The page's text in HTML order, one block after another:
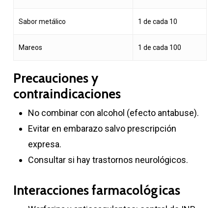
Sabor metálico 1 de cada 10
Mareos 1 de cada 100
Precauciones y
contraindicaciones
No combinar con alcohol (efecto antabuse).
Evitar en embarazo salvo prescripción
expresa.
Consultar si hay trastornos neurológicos.
Interacciones farmacológicas